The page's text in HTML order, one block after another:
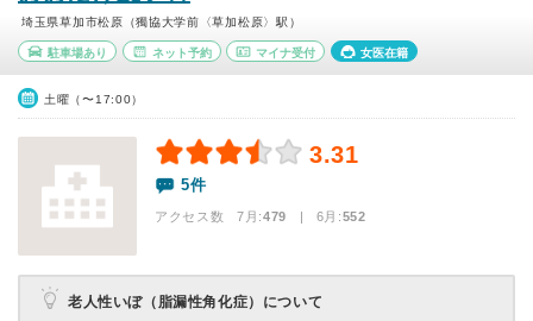
埼玉県草加市松原（獨協大学前〈草加松原〉駅）
駐車場あり ネット予約 マイナ受付 女医在籍
土曜（〜17:00）
3.31
5件
アクセス数 7月:479 | 6月:552
老人性いぼ（脂漏性角化症）について